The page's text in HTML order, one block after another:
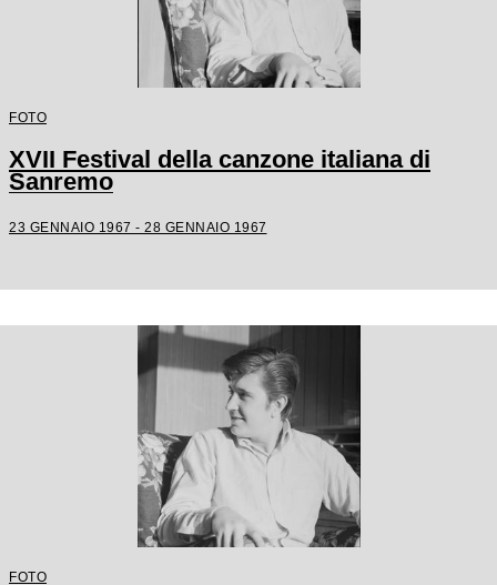
FOTO
XVII Festival della canzone italiana di
Sanremo
23 GENNAIO 1967 - 28 GENNAIO 1967
FOTO